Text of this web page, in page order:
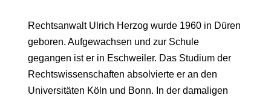
Rechtsanwalt Ulrich Herzog wurde 1960 in Düren
geboren. Aufgewachsen und zur Schule
gegangen ist er in Eschweiler. Das Studium der
Rechtswissenschaften absolvierte er an den
Universitäten Köln und Bonn. In der damaligen